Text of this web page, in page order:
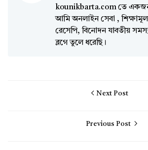
kounikbarta.com তে একজন
আমি অনলাইন সেবা ,
রেসেপি, বিনোদন যাবতীয়
ব্লগে তুলে ধরেছি।
Next Post
Previous Post